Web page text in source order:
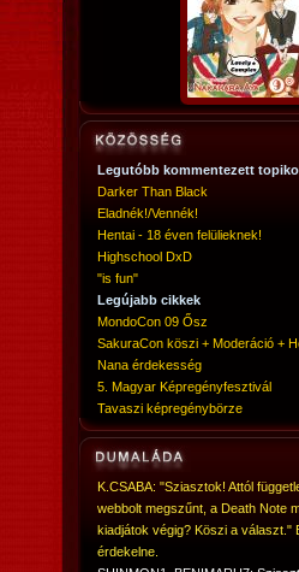
Legutóbb kommentezett
Darker Than Black
Eladnék!/Vennék!
Hentai - 18 éven felülieknek!
Highschool DxD
"is fun"
Legújabb cikkek
MondoCon 09 Ősz
SakuraCon köszi + Moderáció +
Nana érdekesség
5. Magyar Képregényfesztivál
Tavaszi képregénybörze
K.CSABA: "Sziasztok! Attól
webbolt megszűnt, a Death Note
kiadjátok végig? Köszi a választ."
érdekelne.